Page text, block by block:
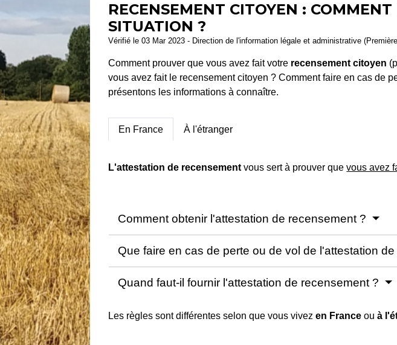
RECENSEMENT CITOYEN :
SITUATION ?
Vérifié le 03 Mar 2023 - Direction de l'information légale et administrative
Comment prouver que vous avez fait votre recensement citoyen
vous avez fait le recensement citoyen ? Comment faire en cas de
présentons les informations à connaître.
En France À l'étranger
L'attestation de recensementvous sert à prouver quevous avez
Comment obtenir l'attestation de recensement ?
Que faire en cas de perte ou de vol de l'attestation
Quand faut-il fournir l'attestation de recensement ?
Les règles sont différentes selon que vous vivezen France ouà